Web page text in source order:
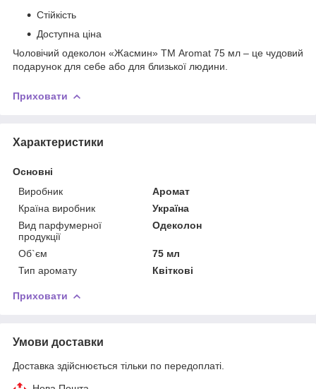
Стійкість
Доступна ціна
Чоловічий одеколон «Жасмин» ТМ Aromat 75 мл – це чудовий
подарунок для себе або для близької людини.
Приховати
Характеристики
Основні
Виробник
Аромат
Країна виробник
Україна
Вид парфумерної
продукції
Одеколон
Об`єм
75 мл
Тип аромату
Квіткові
Приховати
Умови доставки
Доставка здійснюється тільки по передоплаті.